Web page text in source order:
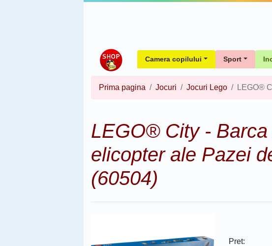
Camera copilului Sport
Prima pagina Jocuri Jocuri Lego LEGO®
LEGO® City -
elicopter ale Pazei
(60504)
Pret: